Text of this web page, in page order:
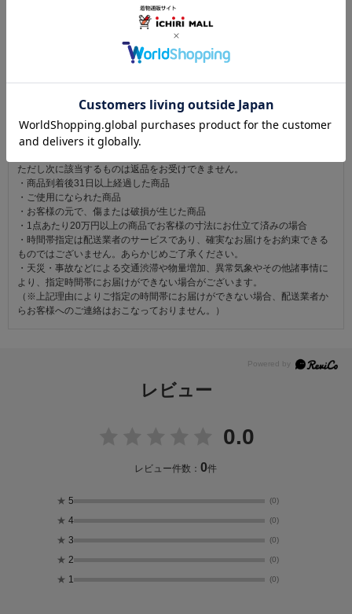
この商品を見た人は
こちらの商品も見ています
注意事項
お仕立て後、お客様の手元に届いてから30日以内であれば返品可能です。
ただし次に該当するものは返品をお受けできません。
・商品到着後31日以上経過した商品
・ご使用になられた商品
・お客様の元で、傷または破損が生じた商品
・1点あたり20万円以上の商品でお客様の寸法にお仕立て済みの場合
・時間帯指定は配送業者のサービスであり、確実なお届けをお約束できる
ものではございません。あらかじめご了承ください。
・天災・事故などによる交通渋滞や物量増加、異常気象やその他諸事情に
より、指定時間帯にお届けができない場合がございます。
（※上記理由によりご指定の時間帯にお届けができない場合、配送業者か
らお客様へのご連絡はおこなっておりません。）
レビュー
0.0
レビュー件数：0件
★ 5 (0)
★ 4 (0)
★ 3 (0)
★ 2 (0)
★ 1 (0)